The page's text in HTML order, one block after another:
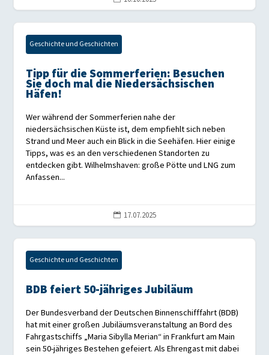
Geschichte und Geschichten
Tipp für die Sommerferien: Besuchen
Sie doch mal die Niedersächsischen
Häfen!
Wer während der Sommerferien nahe der
niedersächsischen Küste ist, dem empfiehlt sich neben
Strand und Meer auch ein Blick in die Seehäfen. Hier einige
Tipps, was es an den verschiedenen Standorten zu
entdecken gibt. Wilhelmshaven: große Pötte und LNG zum
Anfassen...
 17.07.2025
Geschichte und Geschichten
BDB feiert 50-jähriges Jubiläum
Der Bundesverband der Deutschen Binnenschifffahrt (BDB)
hat mit einer großen Jubiläumsveranstaltung an Bord des
Fahrgastschiffs „Maria Sibylla Merian“ in Frankfurt am Main
sein 50-jähriges Bestehen gefeiert. Als Ehrengast mit dabei